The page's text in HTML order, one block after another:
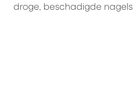
droge, beschadigde nagels